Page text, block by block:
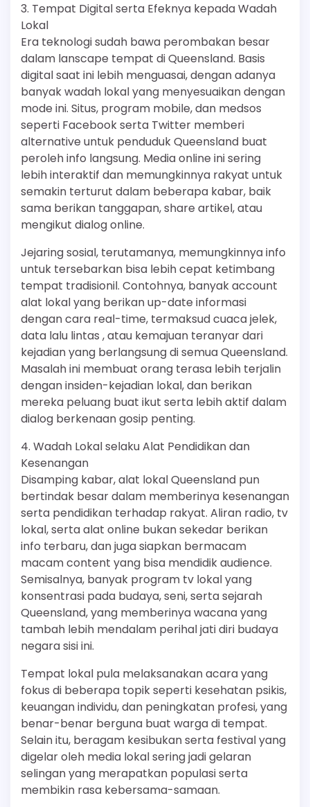
3. Tempat Digital serta Efeknya kepada Wadah
Lokal
Era teknologi sudah bawa perombakan besar
dalam lanscape tempat di Queensland. Basis
digital saat ini lebih menguasai, dengan adanya
banyak wadah lokal yang menyesuaikan dengan
mode ini. Situs, program mobile, dan medsos
seperti Facebook serta Twitter memberi
alternative untuk penduduk Queensland buat
peroleh info langsung. Media online ini sering
lebih interaktif dan memungkinnya rakyat untuk
semakin terturut dalam beberapa kabar, baik
sama berikan tanggapan, share artikel, atau
mengikut dialog online.
Jejaring sosial, terutamanya, memungkinnya info
untuk tersebarkan bisa lebih cepat ketimbang
tempat tradisionil. Contohnya, banyak account
alat lokal yang berikan up-date informasi
dengan cara real-time, termaksud cuaca jelek,
data lalu lintas , atau kemajuan teranyar dari
kejadian yang berlangsung di semua Queensland.
Masalah ini membuat orang terasa lebih terjalin
dengan insiden-kejadian lokal, dan berikan
mereka peluang buat ikut serta lebih aktif dalam
dialog berkenaan gosip penting.
4. Wadah Lokal selaku Alat Pendidikan dan
Kesenangan
Disamping kabar, alat lokal Queensland pun
bertindak besar dalam memberinya kesenangan
serta pendidikan terhadap rakyat. Aliran radio, tv
lokal, serta alat online bukan sekedar berikan
info terbaru, dan juga siapkan bermacam
macam content yang bisa mendidik audience.
Semisalnya, banyak program tv lokal yang
konsentrasi pada budaya, seni, serta sejarah
Queensland, yang memberinya wacana yang
tambah lebih mendalam perihal jati diri budaya
negara sisi ini.
Tempat lokal pula melaksanakan acara yang
fokus di beberapa topik seperti kesehatan psikis,
keuangan individu, dan peningkatan profesi, yang
benar-benar berguna buat warga di tempat.
Selain itu, beragam kesibukan serta festival yang
digelar oleh media lokal sering jadi gelaran
selingan yang merapatkan populasi serta
membikin rasa kebersama-samaan.